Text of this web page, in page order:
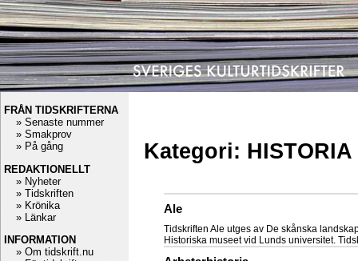
Kategori: HISTORIA
Ale
Tidskriften Ale utges av De skånska
Historiska museet vid Lunds universitet.
FRÅN TIDSKRIFTERNA
» Senaste nummer
» Smakprov
» På gång
REDAKTIONELLT
» Nyheter
» Tidskriften
» Krönika
» Länkar
INFORMATION
» Om tidskrift.nu